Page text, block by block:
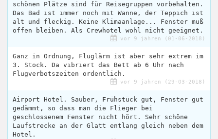
schönen Plätze sind für Reisegruppen vorbehalten.
Das Bad ist immer noch mit Wanne, der Teppich ist
alt und fleckig. Keine Klimaanlage... Fenster muß
offen bleiben. Als Crewhotel wohl nicht geeignet.
vor 9 jahren (01-06-2018)
Ganz in Ordnung, Fluglärm ist aber sehr extrem im
3. Stock. Da vibriert das Bett ab 6 Uhr nach
Flugverbotszeiten ordentlich.
vor 9 jahren (29-03-2018)
Airport Hotel. Sauber, Frühstück gut, Fenster gut
gedämmt, so dass man die Flieger bei
geschlossenem Fenster nicht hört. Sehr schöne
Laufstrecke an der Glatt entlang gleich neben dem
Hotel.